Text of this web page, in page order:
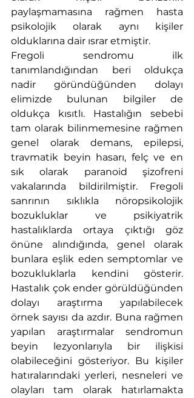
paylaşmamasına rağmen hasta
psikolojik olarak aynı kişiler
olduklarına dair ısrar etmiştir.
Fregoli sendromu ilk
tanımlandığından beri oldukça
nadir göründüğünden dolayı
elimizde bulunan bilgiler de
oldukça kısıtlı. Hastalığın sebebi
tam olarak bilinmemesine rağmen
genel olarak demans, epilepsi,
travmatik beyin hasarı, felç ve en
sık olarak paranoid şizofreni
vakalarında bildirilmiştir. Fregoli
sanrının sıklıkla nöropsikolojik
bozukluklar ve psikiyatrik
hastalıklarda ortaya çıktığı göz
önüne alındığında, genel olarak
bunlara eşlik eden semptomlar ve
bozukluklarla kendini gösterir.
Hastalık çok ender görüldüğünden
dolayı araştırma yapılabilecek
örnek sayısı da azdır. Buna rağmen
yapılan araştırmalar sendromun
beyin lezyonlarıyla bir ilişkisi
olabileceğini gösteriyor. Bu kişiler
hatıralarındaki yerleri, nesneleri ve
olayları tam olarak hatırlamakta